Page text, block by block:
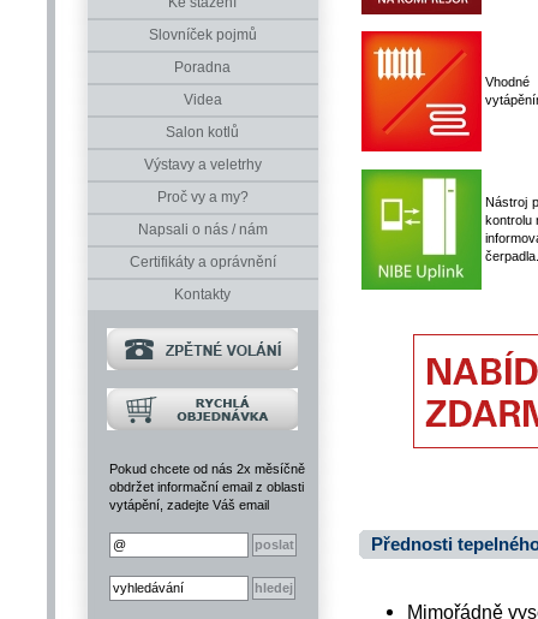
Slovníček pojmů
Poradna
Videa
Salon kotlů
Výstavy a veletrhy
Proč vy a my?
Napsali o nás / nám
Certifikáty a oprávnění
Kontakty
Pokud chcete od nás 2x měsíčně
obdržet informační email z oblasti
vytápění, zadejte Váš email
Nástroj
kontrolu
čerpadla.
Přednosti
Mimořádně